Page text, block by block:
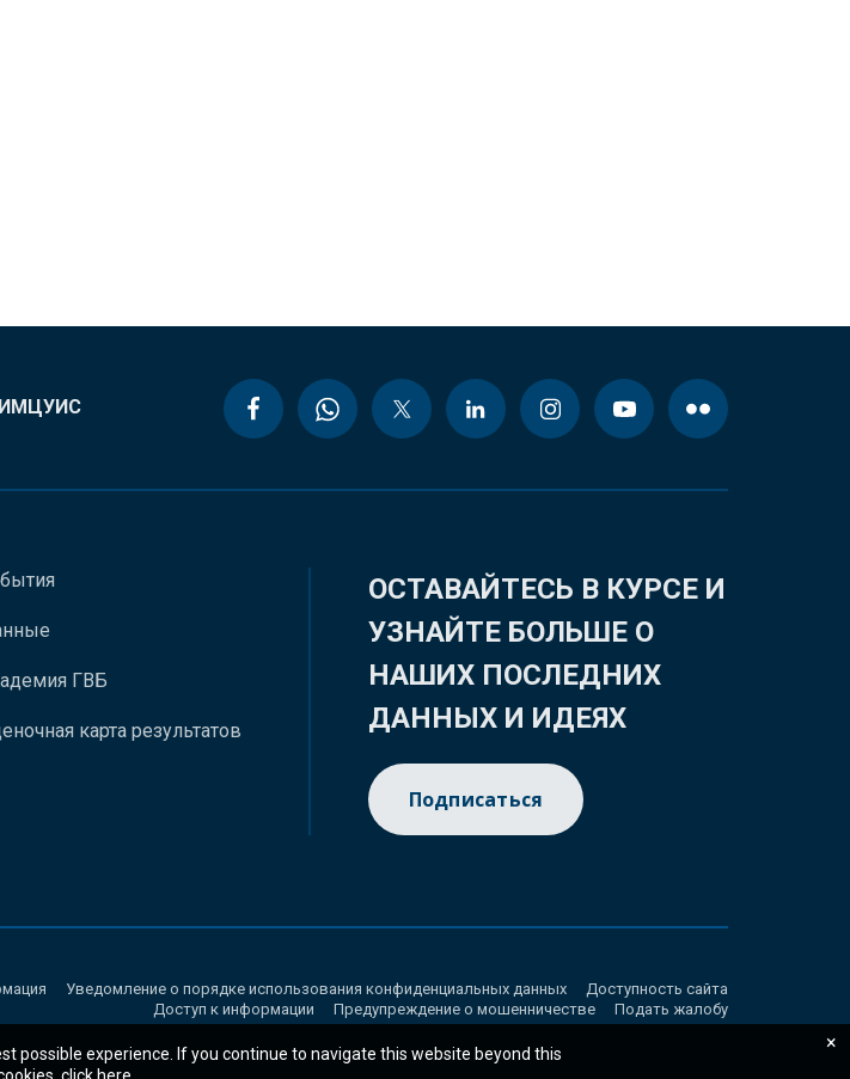
МЦУИС
ГВБ
карта результатов
ОСТАВАЙТЕСЬ В КУРСЕ И
УЗНАЙТЕ БОЛЬШЕ О
НАШИХ ПОСЛЕДНИХ
ДАННЫХ И ИДЕЯХ
Подписаться
Уведомление о порядке использования конфиденциальных данных
Доступность сайта
Доступ к информации
Предупреждение о мошенничестве Подать жалобу
possible experience. If you continue to navigate this website beyond this
×